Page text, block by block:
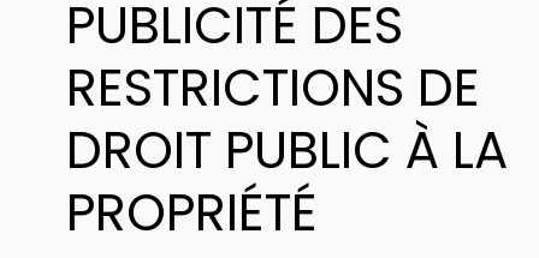
PUBLICITÉ DES
RESTRICTIONS DE
DROIT PUBLIC À LA
PROPRIÉTÉ